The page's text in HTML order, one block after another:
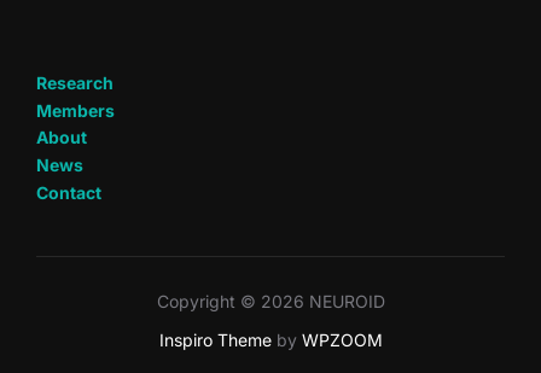
Research
Members
About
News
Contact
Copyright © 2026 NEUROID
Inspiro Themeby WPZOOM